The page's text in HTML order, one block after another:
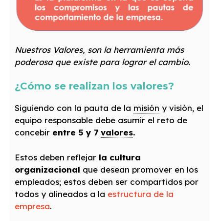
Nuestros Valores, son la herramienta más
poderosa que existe para lograr el cambio.
¿Cómo se realizan los valores?
Siguiendo con la pauta de la misión y visión, el
equipo responsable debe asumir el reto de
concebir entre 5 y 7 valores.
Estos deben reflejar la cultura
organizacional que desean promover en los
empleados; estos deben ser compartidos por
todos y alineados a la estructura de la
empresa.